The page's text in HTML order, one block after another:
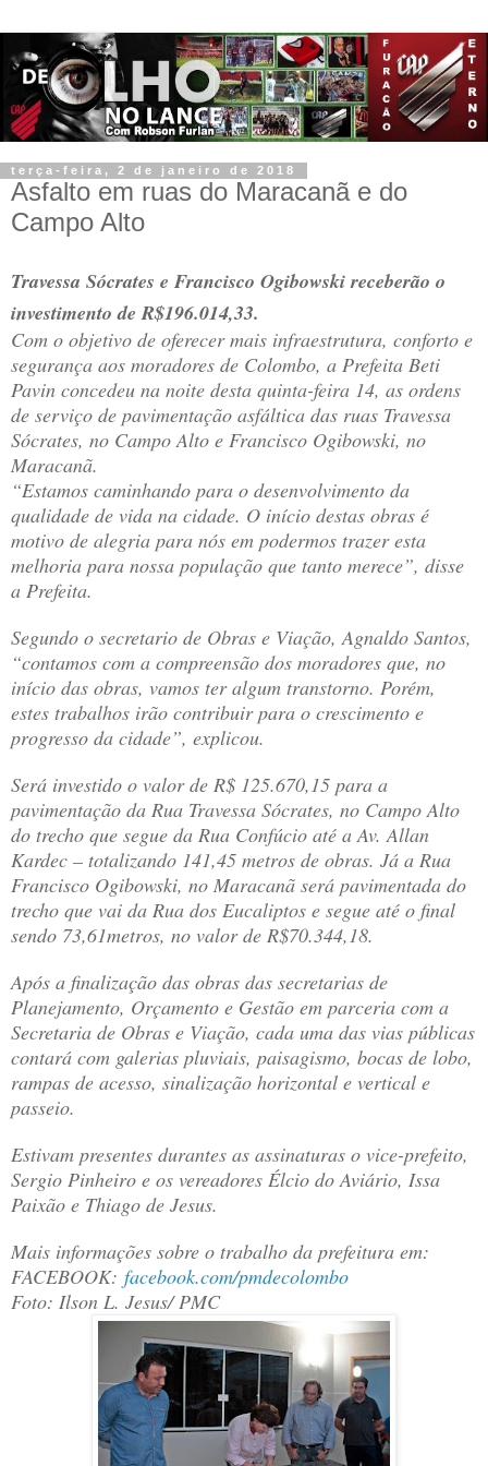
terça-feira, 2 de janeiro de 2018
Asfalto em ruas do Maracanã e do
Campo Alto
Travessa Sócrates e Francisco Ogibowski receberão o
investimento de R$196.014,33.
Com o objetivo de oferecer mais infraestrutura, conforto e
segurança aos moradores de Colombo, a Prefeita Beti
Pavin concedeu na noite desta quinta-feira 14, as ordens
de serviço de pavimentação asfáltica das ruas Travessa
Sócrates, no Campo Alto e Francisco Ogibowski, no
Maracanã.
“Estamos caminhando para o desenvolvimento da
qualidade de vida na cidade. O início destas obras é
motivo de alegria para nós em podermos trazer esta
melhoria para nossa população que tanto merece”, disse
a Prefeita.
Segundo o secretario de Obras e Viação, Agnaldo Santos,
“contamos com a compreensão dos moradores que, no
início das obras, vamos ter algum transtorno. Porém,
estes trabalhos irão contribuir para o crescimento e
progresso da cidade”, explicou.
Será investido o valor de R$ 125.670,15 para a
pavimentação da Rua Travessa Sócrates, no Campo Alto
do trecho que segue da Rua Confúcio até a Av. Allan
Kardec – totalizando 141,45 metros de obras. Já a Rua
Francisco Ogibowski, no Maracanã será pavimentada do
trecho que vai da Rua dos Eucaliptos e segue até o final
sendo 73,61metros, no valor de R$70.344,18.
Após a finalização das obras das secretarias de
Planejamento, Orçamento e Gestão em parceria com a
Secretaria de Obras e Viação, cada uma das vias públicas
contará com galerias pluviais, paisagismo, bocas de lobo,
rampas de acesso, sinalização horizontal e vertical e
passeio.
Estivam presentes durantes as assinaturas o vice-prefeito,
Sergio Pinheiro e os vereadores Élcio do Aviário, Issa
Paixão e Thiago de Jesus.
Mais informações sobre o trabalho da prefeitura em:
FACEBOOK: facebook.com/pmdecolombo
Foto: Ilson L. Jesus/ PMC